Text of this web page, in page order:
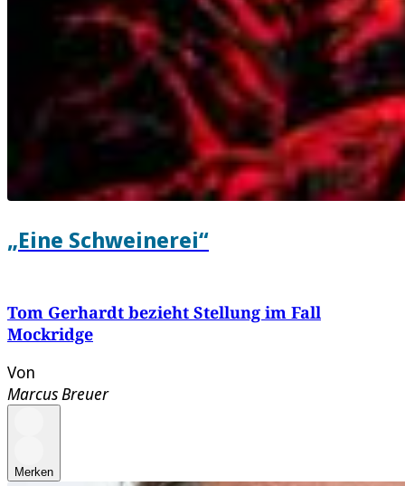
„Eine Schweinerei“
Tom Gerhardt bezieht Stellung im Fall
Mockridge
Von
Marcus Breuer
Merken